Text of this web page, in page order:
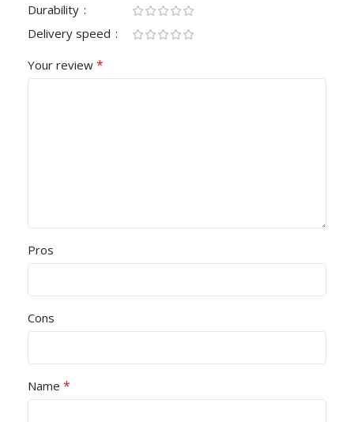
Durability
Delivery speed
Your review *
Pros
Cons
Name *